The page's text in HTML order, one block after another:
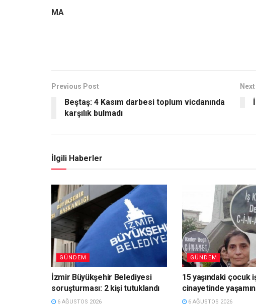
MA
Previous Post
Beştaş: 4 Kasım darbesi toplum vicdanında
karşılık bulmadı
İlgili Haberler
GÜNDEM
İzmir Büyükşehir Belediyesi
soruşturması: 2 kişi tutuklandı
6 AĞUSTOS 2026
GÜNDEM
15 yaşındaki çocuk
cinayetinde
6 AĞUSTOS 2026